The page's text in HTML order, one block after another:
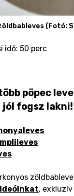
(Fotó:
idő: 50 perc
pöpec
fogsz lakni!
,